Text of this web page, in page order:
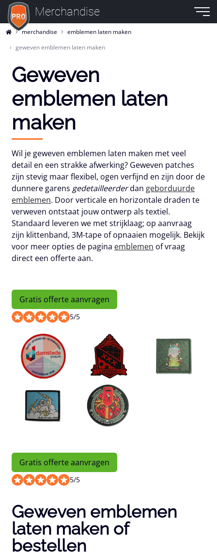
Merchandise
merchandise
emblemen laten maken
geweven emblemen laten maken
Geweven
emblemen laten
maken
Wil je geweven emblemen laten maken met veel
detail en een strakke afwerking? Geweven patches
zijn stevig maar flexibel, ogen verfijnd en zijn door de
dunnere garens gedetailleerderdan geborduurde
emblemen. Door verticale en horizontale draden te
verweven ontstaat jouw ontwerp als textiel.
Standaard leveren we met strijklaag; op aanvraag
zijn klittenband, 3M-tape of opnaaien mogelijk. Bekijk
voor meer opties de pagina emblemen of vraag
direct een offerte aan.
Gratis offerte aanvragen
5/5
Gratis offerte aanvragen
5/5
Geweven emblemen
laten maken of
bestellen